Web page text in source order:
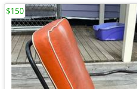
$150